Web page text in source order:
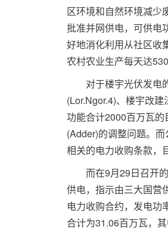
区环境和自然环境减少
批准并网供电，可供电
好地消化利用从社区收
农村农业生产每天达
对于楼宇光伏发电的
(Lor.Ngor.4)、楼宇改
功能合计2000百万瓦
(Adder)的调整问题。
相关的电力收购条款，
而在9月29日召开的
供电，指示由三大国营
电力收购合约，发电功
合计为31.06百万瓦，